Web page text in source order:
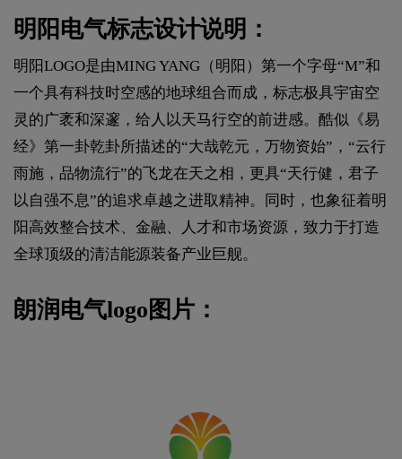
明阳电气标志设计说明：
明阳LOGO是由MING YANG（明阳）第一个字母“M”和
一个具有科技时空感的地球组合而成，标志极具宇宙空
灵的广袤和深邃，给人以天马行空的前进感。酷似《易
经》第一卦乾卦所描述的“大哉乾元，万物资始”，“云行
雨施，品物流行”的飞龙在天之相，更具“天行健，君子
以自强不息”的追求卓越之进取精神。同时，也象征着明
阳高效整合技术、金融、人才和市场资源，致力于打造
全球顶级的清洁能源装备产业巨舰。
朗润电气logo图片：